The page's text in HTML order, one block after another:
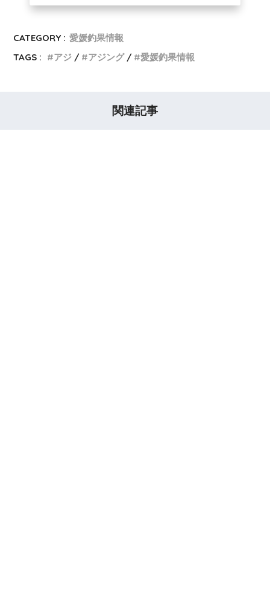
CATEGORY : 愛媛釣果情報
TAGS :
アジ アジング 愛媛釣果情報
関連記事